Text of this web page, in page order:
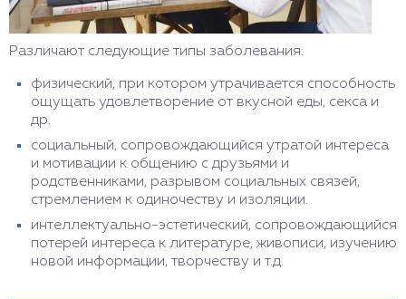
Различают следующие типы заболевания:
физический, при котором утрачивается способность
ощущать удовлетворение от вкусной еды, секса и
др.
социальный, сопровождающийся утратой интереса
и мотивации к общению с друзьями и
родственниками, разрывом социальных связей,
стремлением к одиночеству и изоляции.
интеллектуально-эстетический, сопровождающийся
потерей интереса к литературе, живописи, изучению
новой информации, творчеству и т.д.